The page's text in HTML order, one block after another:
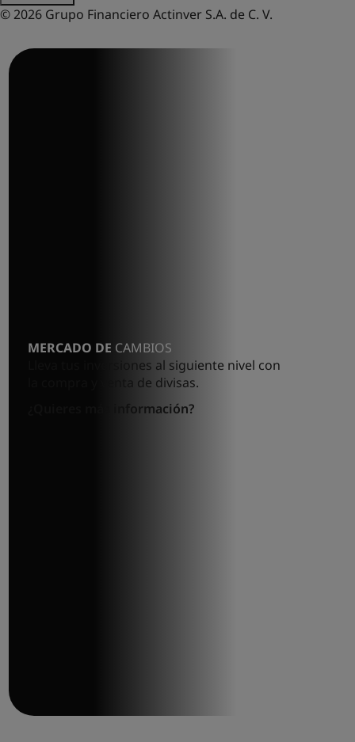
© 2026 Grupo Financiero Actinver S.A. de C. V.
MERCADO DE CAMBIOS
Lleva tus inversiones al siguiente nivel con
la compra y venta de divisas.
¿Quieres más información?